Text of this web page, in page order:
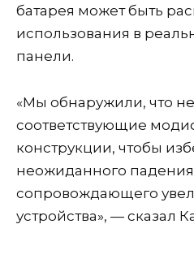
батарея может быть
использования в
панели.
«Мы обнаружили, что
соответствующие
конструкции, чтобы
неожиданного
сопровождающего
устройства», — сказал